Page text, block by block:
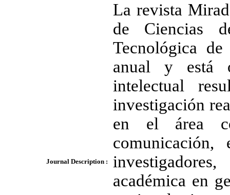
Journal Description :
La revista
de Ciencias
Tecnológica
anual y está
intelectual
investigación
en el área
académica en